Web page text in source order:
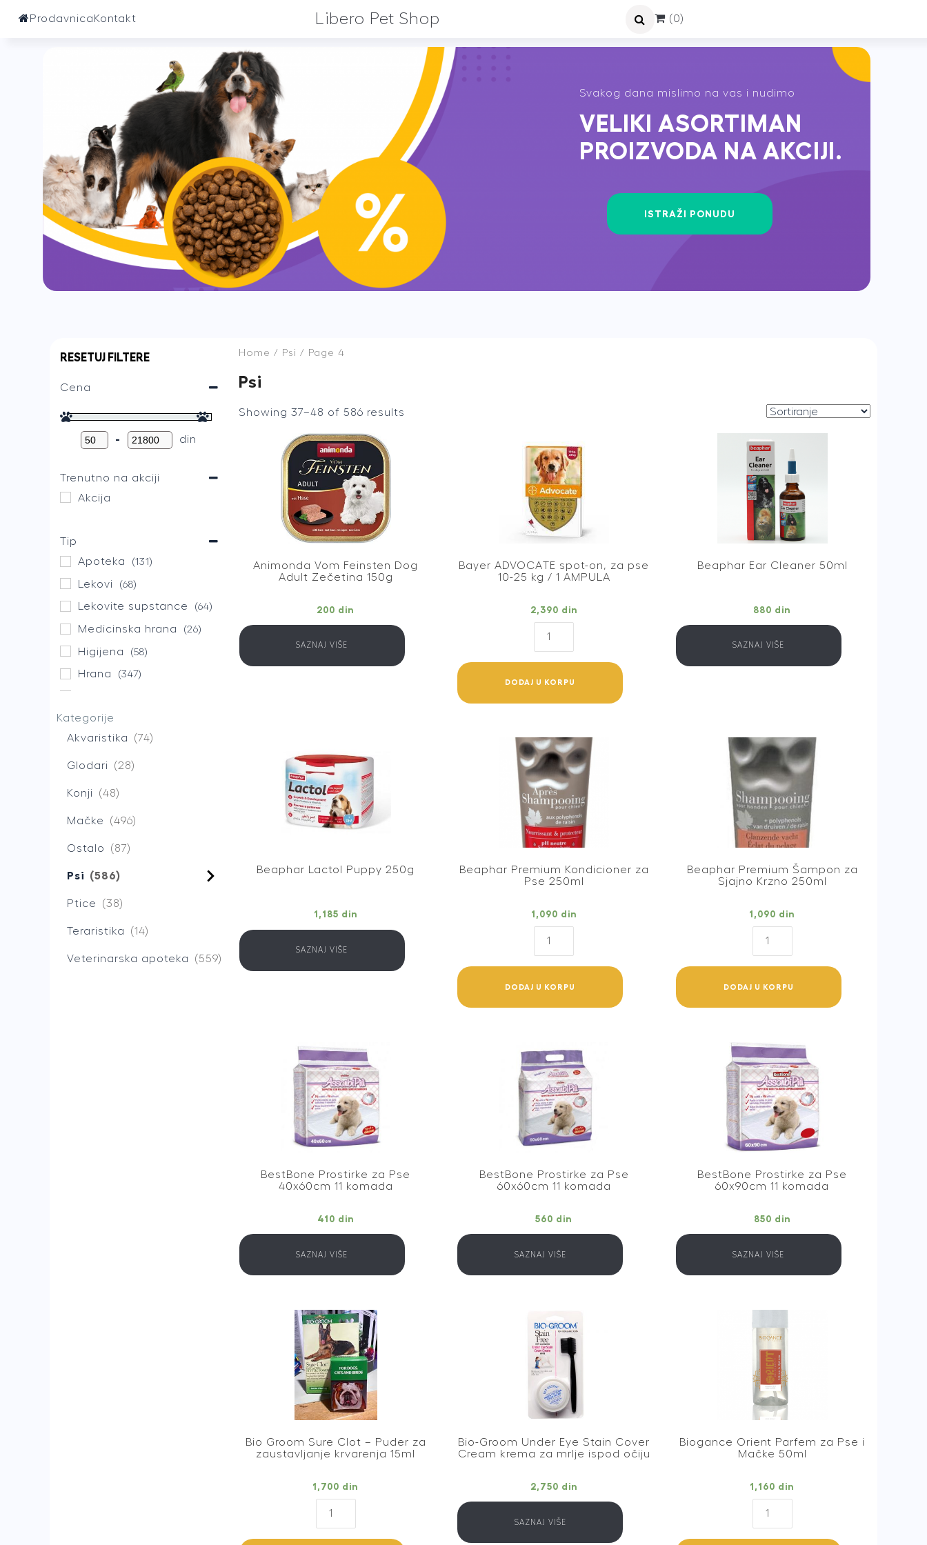
Prodavnica Kontakt Libero Pet Shop (0)
Svakog dana mislimo na vas i nudimo
VELIKI ASORTIMAN
PROIZVODA NA AKCIJI.
ISTRAŽI PONUDU
RESETUJ FILTERE
Cena
- din
Trenutno na akciji
Akcija
Tip
Apoteka
(131)
Lekovi (68)
Lekovite supstance (64)
Medicinska hrana (26)
Higijena (58)
Hrana (347)
Vlažna hrana
Igračke (8)
Oprema (56)
Kategorije
Akvaristika
74
Glodari 28
Konji 48
Mačke 496
Ostalo 87
Psi 586
Ptice 38
Teraristika 14
Veterinarska apoteka 559
Home / Psi / Page 4
Psi
Showing 37–48 of 586 results
Animonda Vom Feinsten Dog
Adult Zečetina 150g
200 din
SAZNAJ VIŠE
Bayer ADVOCATE spot-on, za pse
10-25 kg / 1 AMPULA
2,390 din
spot-
za
DODAJ U KORPU
Beaphar Ear Cleaner 50ml
880 din
SAZNAJ VIŠE
Beaphar Lactol Puppy 250g
1,185 din
SAZNAJ VIŠE
Beaphar Premium Kondicioner za
Pse 250ml
1,090 din
Kondicioner
Pse
DODAJ U KORPU
Beaphar Premium Šampon za
Sjajno Krzno 250ml
1,090 din
Šampon
Sjajno
DODAJ U KORPU
BestBone Prostirke za Pse
40x60cm 11 komada
410 din
SAZNAJ VIŠE
BestBone Prostirke za Pse
60x60cm 11 komada
560 din
SAZNAJ VIŠE
BestBone Prostirke za Pse
60x90cm 11 komada
850 din
SAZNAJ VIŠE
Bio Groom Sure Clot – Puder za
zaustavljanje krvarenja 15ml
1,700 din
Sure
Bio-Groom Under Eye Stain Cover
Cream krema za mrlje ispod očiju
2,750 din
SAZNAJ VIŠE
Biogance Orient Parfem za Pse i
Mačke 50ml
1,160 din
Parfem